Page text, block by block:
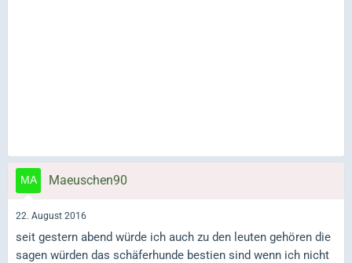
Maeuschen90
22. August 2016
seit gestern abend würde ich auch zu den leuten gehören die
sagen würden das schäferhunde bestien sind wenn ich nicht